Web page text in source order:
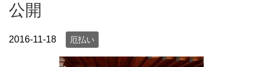
公開
2016-11-18 厄払い